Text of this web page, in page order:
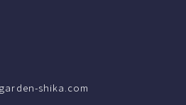
shika.com